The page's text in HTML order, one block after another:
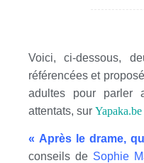
Voici, ci-dessous,
référencées et
adultes pour parler
attentats, sur Yapaka.be
« Après le drame,
conseils de Sophie